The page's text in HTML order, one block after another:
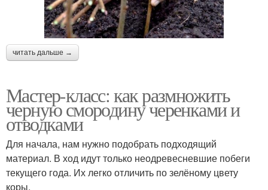
читать дальше →
Мастер-класс: как размножить
черную смородину черенками и
отводками
Для начала, нам нужно подобрать подходящий
материал. В ход идут только неодревесневшие побеги
текущего года. Их легко отличить по зелёному цвету
коры.